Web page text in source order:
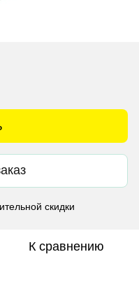
скидки
К сравнению